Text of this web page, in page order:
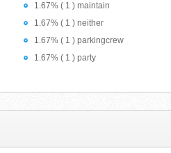
1.67% ( 1 ) maintain
1.67% ( 1 ) neither
1.67% ( 1 ) parkingcrew
1.67% ( 1 ) party